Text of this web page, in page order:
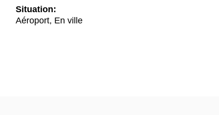
Situation:
Aéroport, En ville